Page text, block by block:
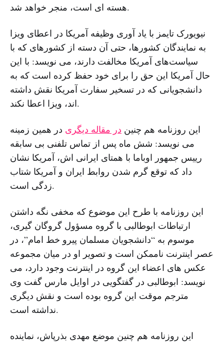
هسته ای است، منجر خواهد شد.
نیویورک تایمز با یاد آوری وظیفه آمریکا در اعطای ویزا
به نمایندگان کشورها، حتی آن دسته از کشورهای که با
سیاست‌های آمریکا مخالفت دارند، می نویسد: با این
حال آمریکا این حق را برای خود حفظ کرده است که به
دانشجویانی که در تسخیر سفارت آمریکا نقش داشته
اند، ویزا اعطا نکند.
این روزنامه هم چنین در مقاله دیگری در همین زمینه
می نویسد: شش ماه پس از تماس تلفنی بی سابقه
رییس جمهور اوباما با همتای ایرانی اش، آمریکا نشان
داد که توقع گرم شدن روابط ایران و آمریکا شتاب
زدگی است.
این روزنامه با طرح این موضوع که مخفی نگه داشتن
ارتباطات ابوطالبی با گروه مسؤول گروگان گیری،
موسوم به “دانشجویان مسلمان پیرو خط امام”، در
عصر اینترنت ناممکن است و تصویر او در میان مجموعه
عکس های اعضاء این گروه در اینترنت وجود دارد، می
نویسد: ابوطالبی در گفتگویی در اوایل مارس گفت وی
مترجم موقت این گروه بوده است و نقش دیگری
نداشته است.
این روزنامه هم چنین موضع مهدی بذرپاش، نماینده